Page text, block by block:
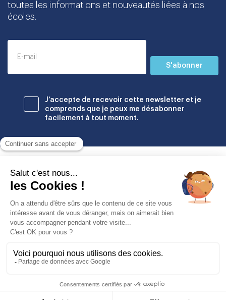
toutes les informations et nouveautés liées à nos
écoles.
J’accepte de recevoir cette newsletter et je
comprends que je peux me désabonner
facilement à tout moment.
S'abonner
© Copyright Odyssey Education 2026. Tous droits réservés
Mentions légales